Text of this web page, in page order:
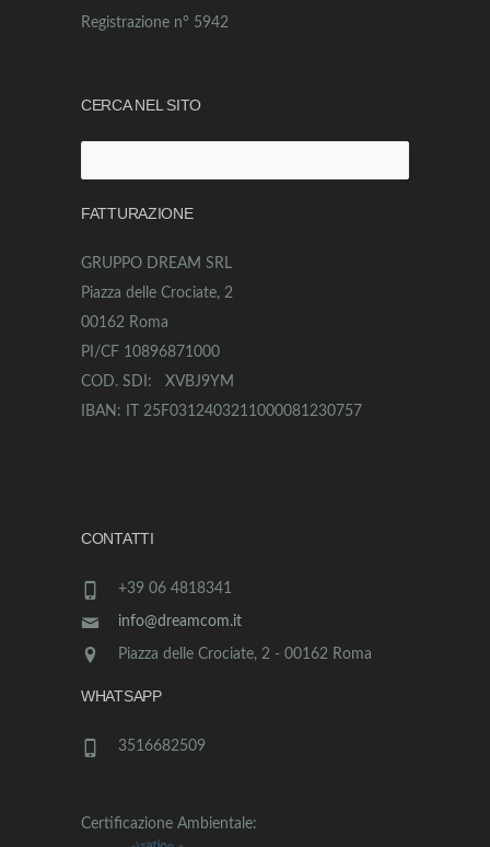
Registrazione n° 5942
CERCA NEL SITO
per:
FATTURAZIONE
GRUPPO DREAM SRL
Piazza delle Crociate, 2
00162 Roma
PI/CF 10896871000
COD. SDI: XVBJ9YM
IBAN: IT 25F0312403211000081230757
CONTATTI
+39 06 4818341
info@dreamcom.it
Piazza delle Crociate, 2 - 00162 Roma
WHATSAPP
3516682509
Certificazione Ambientale: